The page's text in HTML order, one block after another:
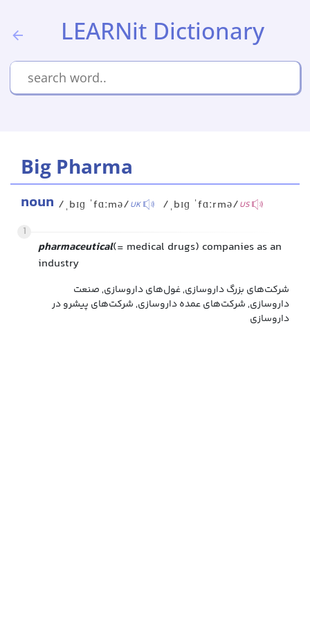
LEARNit Dictionary
Big Pharma
noun /ˌbɪɡ ˈfɑːmə/UK /ˌbɪɡ ˈfɑːrmə/US
1
pharmaceutical(= medical drugs) companies as an
industry
شرکت‌های بزرگ داروسازی, غول‌های داروسازی, صنعت
داروسازی, شرکت‌های عمده داروسازی, شرکت‌های پیشرو در
داروسازی